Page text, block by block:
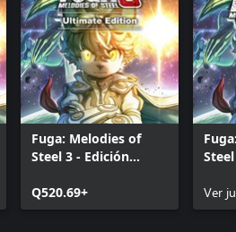
Fuga: Melodies of
Steel 3 - Edición
Q520.69+
Ver